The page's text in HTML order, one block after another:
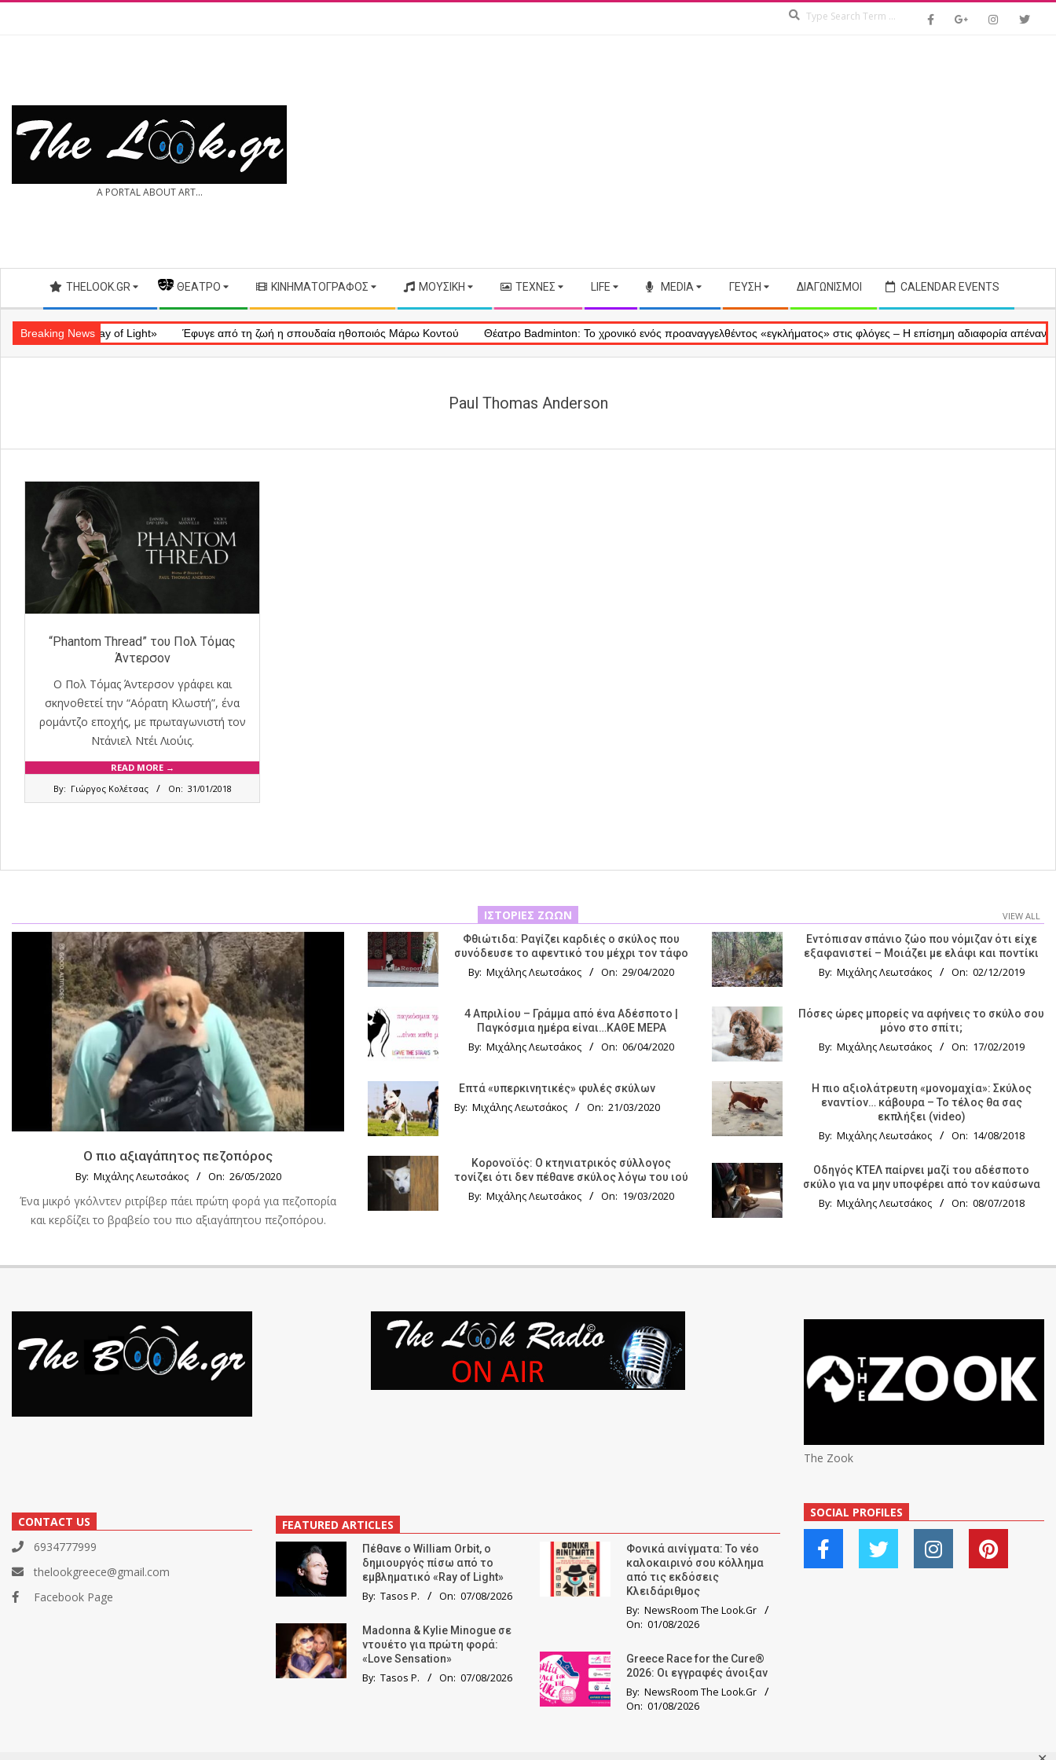
THE A PORTAL ABOUT ART...
Secondary
Navigation
Menu
THELOOK.GR — ΘΈΑΤΡΟ ΚΙΝΗΜΑΤΟΓΡΆΦΟΣ ΜΟΥΣΙΚΉ ΤΈΧΝΕΣ LIFE MEDIA ΓΕΎΣΗ ΔΙΑΓΩΝΙΣΜΟΊ CALENDAR EVENTS
Breaking News
«Ray of Light» Έφυγε από τη ζωή η σπουδαία ηθοποιός Μάρω Κοντού Θέατρο Badminton: Το χρονικό ενός προαναγγελθέντος «εγκλήματος» στις φλόγες – Η επίσημη αδιαφορία απέναντι στις
Paul Thomas Anderson
“Phantom Thread” του Πολ Τόμας
Άντερσον
Ο Πολ Τόμας Άντερσον γράφει και
σκηνοθετεί την “Αόρατη Κλωστή”, ένα
ρομάντζο εποχής, με πρωταγωνιστή τον
Ντάνιελ Ντέι Λιούις.
READ MORE →
By: Γιώργος Κολέτσας On: 31/01/2018
ΙΣΤΟΡΊΕΣ ΖΏΩΝ VIEW ALL
Ο πιο αξιαγάπητος πεζοπόρος
By: Μιχάλης Λεωτσάκος On: 26/05/2020
Ένα μικρό γκόλντεν ριτρίβερ πάει πρώτη φορά για πεζοπορία
και κερδίζει το βραβείο του πιο αξιαγάπητου πεζοπόρου.
Φθιώτιδα: Ραγίζει καρδιές ο σκύλος που
συνόδευσε το αφεντικό του μέχρι τον τάφο
By: Μιχάλης Λεωτσάκος On: 29/04/2020
4 Απριλίου – Γράμμα από ένα Αδέσποτο |
Παγκόσμια ημέρα είναι…ΚΑΘΕ ΜΕΡΑ
By: Μιχάλης Λεωτσάκος On: 06/04/2020
Επτά «υπερκινητικές» φυλές σκύλων
By: Μιχάλης Λεωτσάκος On: 21/03/2020
Κορονοϊός: Ο κτηνιατρικός σύλλογος
τονίζει ότι δεν πέθανε σκύλος λόγω του ιού
By: Μιχάλης Λεωτσάκος On: 19/03/2020
Εντόπισαν σπάνιο ζώο που νόμιζαν ότι είχε
εξαφανιστεί – Μοιάζει με ελάφι και ποντίκι
By: Μιχάλης Λεωτσάκος On: 02/12/2019
Πόσες ώρες μπορείς να αφήνεις το σκύλο σου
μόνο στο σπίτι;
By: Μιχάλης Λεωτσάκος On: 17/02/2019
Η πιο αξιολάτρευτη «μονομαχία»: Σκύλος
εναντίον… κάβουρα – Το τέλος θα σας
εκπλήξει (video)
By: Μιχάλης Λεωτσάκος On: 14/08/2018
Οδηγός KTΕΛ παίρνει μαζί του αδέσποτο
σκύλο για να μην υποφέρει από τον καύσωνα
By: Μιχάλης Λεωτσάκος On: 08/07/2018
CONTACT US
6934777999
thelookgreece@gmail.com
Facebook Page
FEATURED ARTICLES
Πέθανε ο William Orbit, ο
δημιουργός πίσω από το
εμβληματικό «Ray of Light»
By: Tasos P. On: 07/08/2026
Madonna & Kylie Minogue σε
ντουέτο για πρώτη φορά:
«Love Sensation»
By: Tasos P. On: 07/08/2026
Φονικά αινίγματα: Το νέο
καλοκαιρινό σου κόλλημα
από τις εκδόσεις
Κλειδάριθμος
By: NewsRoom The Look.Gr
On: 01/08/2026
Greece Race for the Cure®
2026: Οι εγγραφές άνοιξαν
By: NewsRoom The Look.Gr
On: 01/08/2026
The Zook
SOCIAL PROFILES